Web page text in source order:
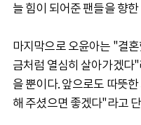
늘 힘이 되어준 팬들을 향
마지막으로 오윤아는 "결
금처럼 열심히 살아가겠다
을 뿐이다. 앞으로도 따뜻
해 주셨으면 좋겠다"라고